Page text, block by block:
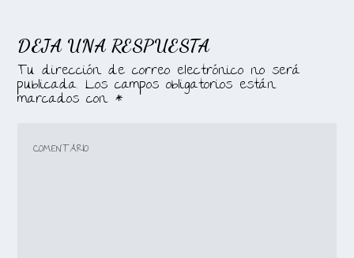
DEJA UNA RESPUESTA
Tu dirección de correo electrónico no será
publicada. Los campos obligatorios están
marcados con *